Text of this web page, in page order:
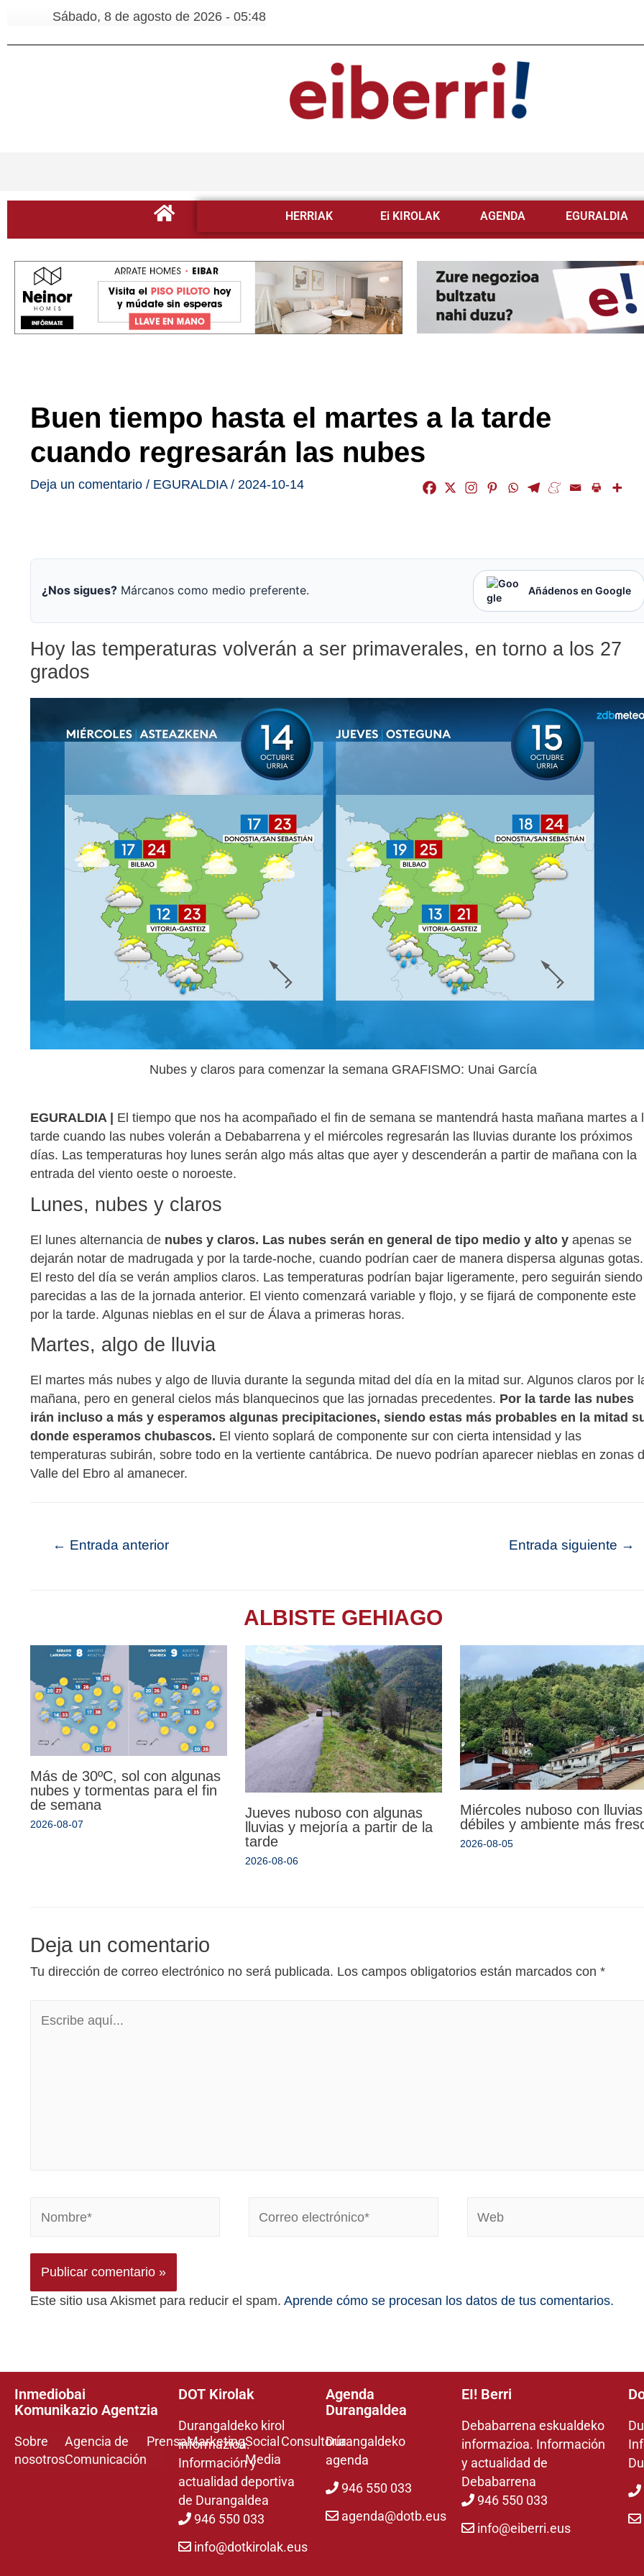
Sábado, 8 de agosto de 2026 - 05:48
HERRIAK Ei KIROLAK AGENDA EGURALDIA
Buen tiempo hasta el martes a la tarde
cuando regresarán las nubes
Deja un comentario / EGURALDIA/ 2024-10-14
¿Nos sigues? Márcanos como medio preferente. Añádenos en Google
Hoy las temperaturas volverán a ser primaverales, en torno a los 27
grados
Nubes y claros para comenzar la semana GRAFISMO: Unai García
EGURALDIA |
El tiempo que nos ha acompañado el fin de semana se mantendrá hasta mañana martes a
tarde cuando las nubes volerán a Debabarrena y el miércoles regresarán las lluvias durante los próximos
días. Las temperaturas hoy lunes serán algo más altas que ayer y descenderán a partir de mañana con la
entrada del viento oeste o noroeste.
Lunes, nubes y claros
El lunes alternancia de nubes y claros. Las nubes serán en general de tipo medio y alto y apenas se
dejarán notar de madrugada y por la tarde-noche, cuando podrían caer de manera dispersa algunas gotas.
El resto del día se verán amplios claros. Las temperaturas podrían bajar ligeramente, pero seguirán siendo
parecidas a las de la jornada anterior. El viento comenzará variable y flojo, y se fijará de componente este
por la tarde. Algunas nieblas en el sur de Álava a primeras horas.
Martes, algo de lluvia
El martes más nubes y algo de lluvia durante la segunda mitad del día en la mitad sur. Algunos claros por
mañana, pero en general cielos más blanquecinos que las jornadas precedentes. Por la tarde las nubes
irán incluso a más y esperamos algunas precipitaciones, siendo estas más probables en la mitad
donde esperamos chubascos. El viento soplará de componente sur con cierta intensidad y las
temperaturas subirán, sobre todo en la vertiente cantábrica. De nuevo podrían aparecer nieblas en zonas
Valle del Ebro al amanecer.
← Entrada anterior Entrada siguiente →
ALBISTE GEHIAGO
Más de 30ºC, sol con algunas
nubes y tormentas para el fin
de semana
2026-08-07
Jueves nuboso con algunas
lluvias y mejoría a partir de la
tarde
2026-08-06
Miércoles nuboso con lluvias
débiles y ambiente más
2026-08-05
Deja un comentario
Tu dirección de correo electrónico no será publicada. Los campos obligatorios están marcados con *
Este sitio usa Akismet para reducir el spam. Aprende cómo se procesan los datos de tus comentarios.
Inmediobai
Komunikazio Agentzia
Sobre
nosotros
Agencia de
Comunicación
PrensaMarketingSocial
Media
Consultoría
DOT Kirolak
Durangaldeko kirol
informazioa.
Información y
actualidad deportiva
de Durangaldea
946 550 033
info@dotkirolak.eus
Agenda
Durangaldea
Durangaldeko
agenda
946 550 033
agenda@dotb.eus
EI! Berri
Debabarrena eskualdeko
informazioa. Información
y actualidad de
Debabarrena
946 550 033
info@eiberri.eus